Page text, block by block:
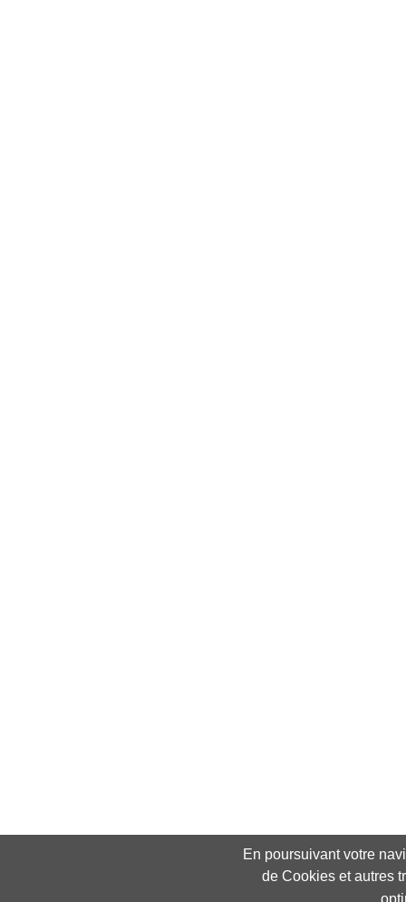
En poursuivant votre
de Cookies et autres